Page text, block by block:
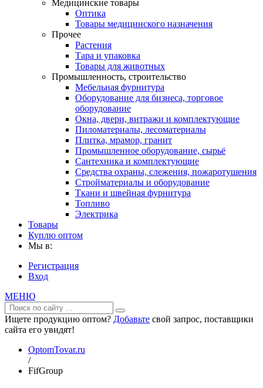
Медицинские товары
Оптика
Товары медицинского назначения
Прочее
Растения
Тара и упаковка
Товары для животных
Промышленность, строительство
Мебельная фурнитура
Оборудование для бизнеса, торговое
оборудование
Окна, двери, витражи и комплектующие
Пиломатериалы, лесоматериалы
Плитка, мрамор, гранит
Промышленное оборудование, сырьё
Сантехника и комплектующие
Средства охраны, слежения, пожаротушения
Стройматериалы и оборудование
Ткани и швейная фурнитура
Топливо
Электрика
Товары
Куплю оптом
Мы в:
Регистрация
Вход
МЕНЮ
Ищете продукцию оптом? Добавьте свой запрос, поставщики
сайта его увидят!
OptomTovar.ru
/
FifGroup